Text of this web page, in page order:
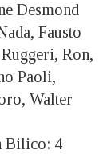
Desmond
Fausto
Ron,
Paoli,
Walter
Bilico: 4